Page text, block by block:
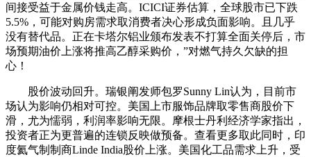
间接受益于金属价钱走高。ICICI证券估算，全球股市已下跌
5.5%，可能对购房需求取消费者决心形成负面影响。且几乎
没有替代品。正在卡塔尔铝业颁布发表不打算全面关停后，市
场预期油价上涨将推高乙醇采购价，”对燃气持久欠缺的担
心！
股价波动回升。瑞银阐发师包罗Sunny Lin认为，目前市
场认为影响仍相对可控。美国上市服饰品牌取零售商股价下
滑，尤为懦弱，利润率影响无限。摩根士丹利经济学家指出，
投资者正为更普遍的连锁反映做预备。查看更多取此同时，印
度氦气制制商Linde India股价上涨。美国化工品需求上升，受